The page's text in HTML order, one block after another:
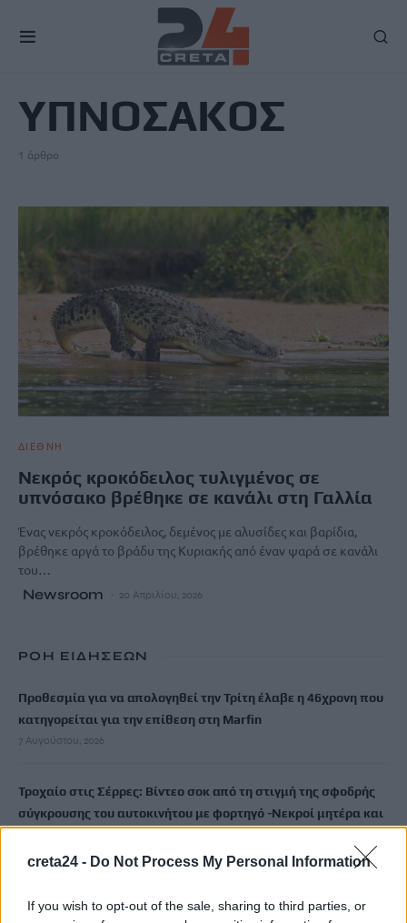
creta24 - Do Not Process My Personal Information
If you wish to opt-out of the sale, sharing to third parties, or
ΥΠΝΟΣΑΚΟΣ
1 άρθρο
ΔΙΕΘΝΗ
Νεκρός κροκόδειλος τυλιγμένος σε
υπνόσακο βρέθηκε σε κανάλι στη Γαλλία
Ένας νεκρός κροκόδειλος, δεμένος με αλυσίδες και βαρίδια,
βρέθηκε αργά το βράδυ της Κυριακής από έναν ψαρά σε κανάλι
του…
Newsroom 20 Απριλίου, 2026
ΡΟΗ ΕΙΔΗΣΕΩΝ
Προθεσμία για να απολογηθεί την Τρίτη έλαβε η 46χρονη που
κατηγορείται για την επίθεση στη Marfin
7 Αυγούστου, 2026
Τροχαίο στις Σέρρες: Βίντεο σοκ από τη στιγμή της σφοδρής
σύγκρουσης του αυτοκινήτου με φορτηγό -Νεκροί μητέρα και
7 Αυγούστου, 2026
Αεροδρόμιο Καστελλίου: Η ξενάγηση στο εργοτάξιο και τα